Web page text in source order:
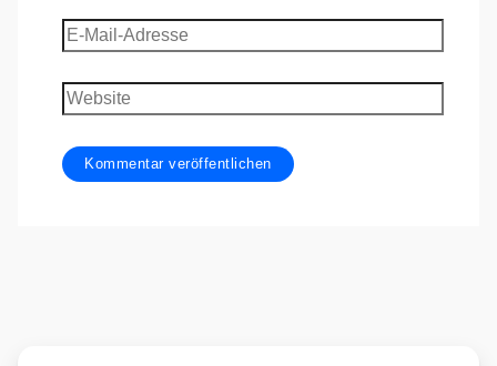
E-
Mail-
Adresse
Website